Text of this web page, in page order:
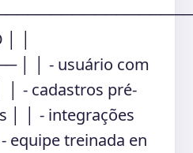
│
│ │ - usuário com
│ - cadastros pré-
│ │ - integrações
equipe treinada en